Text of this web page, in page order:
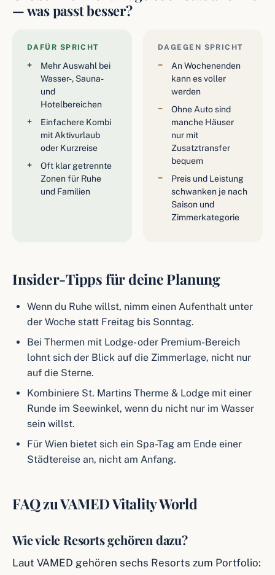
— was passt besser?
DAFÜR SPRICHT
Mehr Auswahl bei
Wasser-, Sauna-
und
Hotelbereichen
Einfachere Kombi
mit Aktivurlaub
oder Kurzreise
Oft klar getrennte
Zonen für Ruhe
und Familien
DAGEGEN SPRICHT
An Wochenenden
kann es voller
werden
Ohne Auto sind
manche Häuser
nur mit
Zusatztransfer
bequem
Preis und Leistung
schwanken je nach
Saison und
Zimmerkategorie
Insider-Tipps für deine Planung
Wenn du Ruhe willst, nimm einen Aufenthalt unter
der Woche statt Freitag bis Sonntag.
Bei Thermen mit Lodge- oder Premium-Bereich
lohnt sich der Blick auf die Zimmerlage, nicht nur
auf die Sterne.
Kombiniere St. Martins Therme & Lodge mit einer
Runde im Seewinkel, wenn du nicht nur im Wasser
sein willst.
Für Wien bietet sich ein Spa-Tag am Ende einer
Städtereise an, nicht am Anfang.
FAQ zu VAMED Vitality World
Wie viele Resorts gehören dazu?
Laut VAMED gehören sechs Resorts zum Portfolio: